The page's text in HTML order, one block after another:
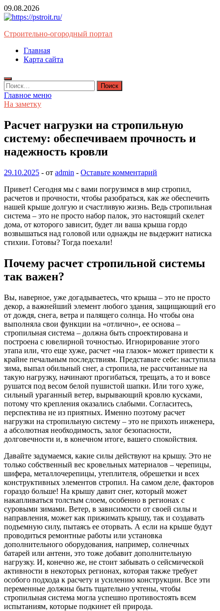
Перейти
к
09.08.2026
Строительно-огородный портал
Главная
Карта сайта
Найти:
Главное меню
На заметку
Расчет нагрузки на стропильную
систему: обеспечиваем прочность и
надежность кровли
29.10.2025 - от admin - Оставьте комментарий
Привет! Сегодня мы с вами погрузимся в мир стропил,
расчетов и прочности, чтобы разобраться, как же обеспечить
нашей крыше долгую и счастливую жизнь. Ведь стропильная
система – это не просто набор палок, это настоящий скелет
дома, от которого зависит, будет ли ваша крыша гордо
возвышаться над головой или однажды не выдержит натиска
стихии. Готовы? Тогда поехали!
Почему расчет стропильной системы
так важен?
Вы, наверное, уже догадываетесь, что крыша – это не просто
декор, а важнейший элемент любого здания, защищающий его
от дождя, снега, ветра и палящего солнца. Но чтобы она
выполняла свои функции на «отлично», ее основа –
стропильная система – должна быть спроектирована и
построена с ювелирной точностью. Игнорирование этого
этапа или, что еще хуже, расчет «на глазок» может привести к
крайне печальным последствиям. Представьте себе: наступила
зима, выпал обильный снег, а стропила, не рассчитанные на
такую нагрузку, начинают прогибаться, трещать, а то и вовсе
рушатся под весом белой пушистой шапки. Или того хуже,
сильный ураганный ветер, вырывающий кровлю кусками,
потому что крепления оказались слабыми. Согласитесь,
перспектива не из приятных. Именно поэтому расчет
нагрузки на стропильную систему – это не прихоть инженера,
а абсолютная необходимость, залог безопасности,
долговечности и, в конечном итоге, вашего спокойствия.
Давайте задумаемся, какие силы действуют на крышу. Это не
только собственный вес кровельных материалов – черепицы,
шифера, металлочерепицы, утеплителя, обрешетки и всех
конструктивных элементов стропил. На самом деле, факторов
гораздо больше! На крышу давит снег, который может
накапливаться толстым слоем, особенно в регионах с
суровыми зимами. Ветер, в зависимости от своей силы и
направления, может как прижимать крышу, так и создавать
подъемную силу, пытаясь ее оторвать. А если на крыше будут
проводиться ремонтные работы или установка
дополнительного оборудования, например, солнечных
батарей или антенн, это тоже добавит дополнительную
нагрузку. И, конечно же, не стоит забывать о сейсмической
активности в некоторых регионах, которая также требует
особого подхода к расчету и усилению конструкции. Все эти
переменные должны быть тщательно учтены, чтобы
стропильная система могла успешно противостоять всем
испытаниям, которые подкинет ей природа.